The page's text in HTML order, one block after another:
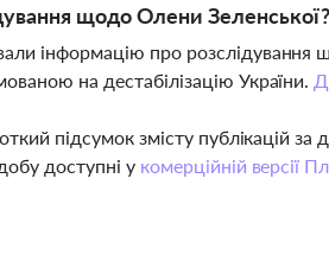
щодо Олени Зеленської?
інформацію про розслідування
на дестабілізацію України.
підсумок змісту публікацій
доступні у комерційній версії